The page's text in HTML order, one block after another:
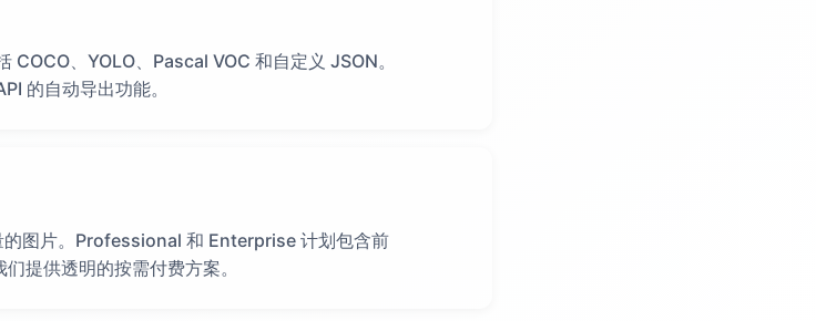
、YOLO、Pascal VOC 和自定义 JSON。
的自动导出功能。
图片。Professional 和 Enterprise 计划包含前
提供透明的按需付费方案。